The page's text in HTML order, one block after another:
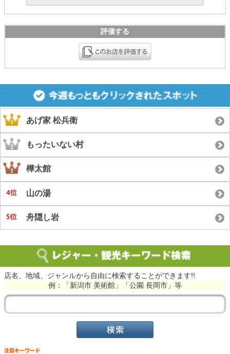
評価する
あげ家 松兵衛
もったいない村
樺太館
山の湯
舟隠し岩
店名、地域、ジャンルから自由に検索することができます!!
例：「新潟市 美術館」「公園 長岡市」等